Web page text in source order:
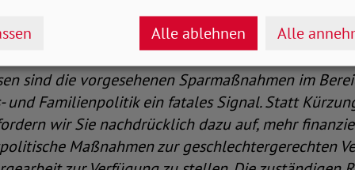
appellieren sie:
sind die vorgesehenen Sparmaßnahmen im
und Familienpolitik ein fatales Signal. Statt
wir Sie nachdrücklich dazu auf, mehr
Maßnahmen zur geschlechtergerechten
Alle ablehnen Alle